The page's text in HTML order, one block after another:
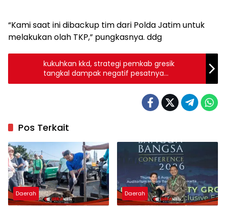
“Kami saat ini dibackup tim dari Polda Jatim untuk
melakukan olah TKP,” pungkasnya. ddg
kukuhkan kkd, strategi pemkab gresik
tangkal dampak negatif pesatnya
perkembangan internet
Pos Terkait
Daerah Daerah